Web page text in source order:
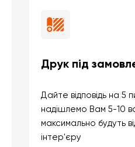
Друк під
Дайте відповідь на 5
надішлемо Вам 5-10
максимально будуть
інтер'єру